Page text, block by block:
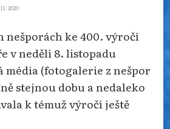
2020
nešporách ke 400. výročí
v neděli 8. listopadu
(fotogalerie z nešpor
stejnou dobu a nedaleko
k témuž výročí ještě